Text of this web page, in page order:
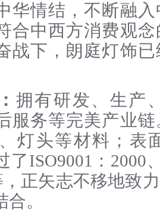
华情结，不断融
合中西方消费观
战下，朗庭灯饰
拥有研发、生产
服务等完美产业
灯头等材料；表
了ISO9001：2000
，正矢志不移地致
。